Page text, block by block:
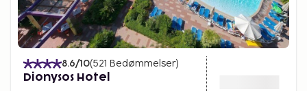
8.6/10(521 Bedømmelser)
Dionysos Hotel